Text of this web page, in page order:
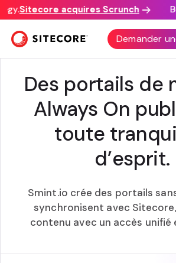
Sitecore acquires Scrunch
Demander
SMINT.IO +
Des portails de
Always On
toute
d’esprit.
Smint.io crée des portails
synchronisent avec
contenu avec un accès unifié